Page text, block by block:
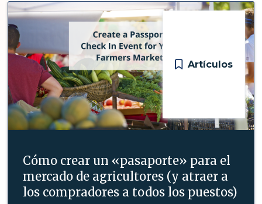
Artículos
Cómo crear un «pasaporte» para el
mercado de agricultores (y atraer a
los compradores a todos los puestos)